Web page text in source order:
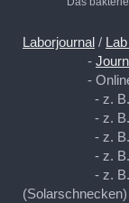
Laborjournal /
-
- Online-
- z. B.
- z. B.
- z. B.
- z. B.
- z. B.
(Solarschnecken)